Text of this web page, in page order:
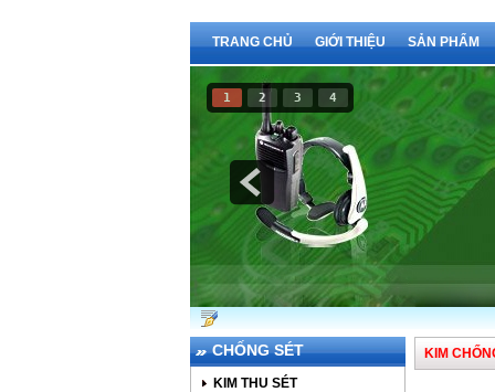
TRANG CHỦ GIỚI THIỆU SẢN PHẨM
1 2 3 4
Báo Cháy
CHỐNG SÉT
KIM THU SÉT
KIM